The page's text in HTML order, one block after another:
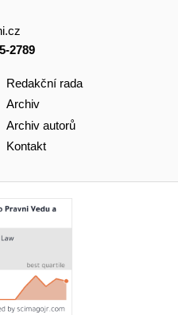
2789
Redakční rada
Archiv
Archiv autorů
Kontakt